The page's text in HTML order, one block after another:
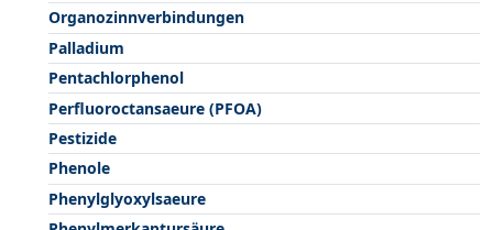
Organozinnverbindungen
Palladium
Pentachlorphenol
Perfluoroctansaeure (PFOA)
Pestizide
Phenole
Phenylglyoxylsaeure